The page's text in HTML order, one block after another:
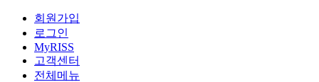
회원가입
로그인
MyRISS
고객센터
전체메뉴